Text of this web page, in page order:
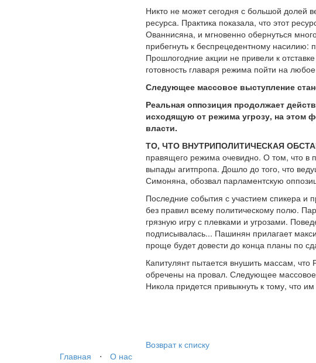
Никто не может сегодня с большой долей
ресурса. Практика показала, что этот
Ованнисяна, и мгновенно обернуться
прибегнуть к беспрецедентному насилию:
Прошлогодние акции не привели к
готовность главаря режима пойти на
Следующее массовое выступление
Реальная оппозиция продолжает
исходящую от режима угрозу, на этом
власти.
ТО, ЧТО ВНУТРИПОЛИТИЧЕСКАЯ
правящего режима очевидно. О том, что в
выпады агитпропа. Дошло до того, что
Симоняна, обозвал парламентскую
Последние события с участием спикера и
без правил всему политическому полю.
грязную игру с плевками и угрозами.
подписывалась... Пашинян прилагает
проще будет довести до конца планы по
Капитулянт пытается внушить массам,
обречены на провал. Следующее массовое
Никола придется привыкнуть к тому, что
Возврат к списку
Главная
⋅ О нас